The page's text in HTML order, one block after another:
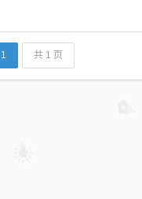
1 共 1 页